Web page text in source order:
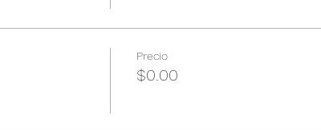
Precio
$0.00